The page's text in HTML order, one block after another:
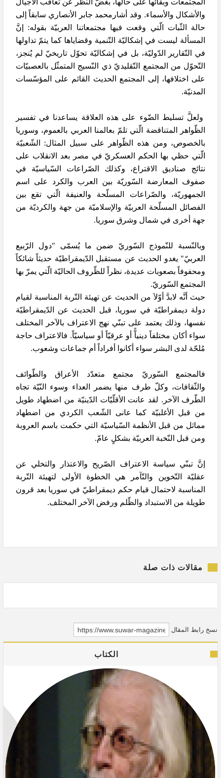
المجتمعات وبقائها على حالها، بغضّ النّظر عن تعاقب الأجيال
والأشكال والأسماء. وقد أشارمحمد جابر الأنصاري سابقاً إلى
حالة الثّبات الّتي وقعت فيها مجتمعاتنا العربيّة بقوله: إنَّ
المسألة ليست في إشكاليّة التّنمية وقضاياها كما يتمّ تداولها
في التّقارير الدّوليّة، بل في إشكاليّة تحوّل تاريخيّ لم يُنجز،
التّحوّل من المجتمع التّقليديّ ذي النّسيج المتمثّل بالعصبيّات
على اختلافها، إلى المجتمع الحديث القائم على المؤسّسات
المدنيّة.
ولعلَّ تسليط الضّوء على هذه العلاقة يساعدنا في تفسير
الظّواهر المتناقضة الّتي تلمّ بعالمنا العربي بالعموم، وسوريا
بالخصوص، ومن هذه الظّواهر على سبيل المثال: الشّعبيّة
الّتي حظي بها الحكم العسكريّ في مصر بعد الانقلاب على
نتائج صناديق الاقتراع، وكذلك الصّراعات السّياسيّة في
صفوف المعارضة السّوريّة بين العرب والكرد على اسم
الجمهوريّة، والصّراعات المسلّحة والعنيفة الّتي تقع بين
الفصائل المسلّحة العربيّة والإسلاميّة من جهة والكرديّة من
جهة أخرى في شمال وشرق سوريا.
وبالنّسبة للنّموذج السّوريّ ضمن ما يُسمّى "دول الرّبيع
العربيّ" يغدو الحديث عن مستقبل الدّيمقراطيّة حديثاً شائكاً
ومحفوفاً بصعوبات عديدة، نظراً للظّروف الحاليّة الّتي يمرّ بها
المجتمع السّوريّ.
حيث أنَّه لابدَّ أوّلاَ من الحديث عن تهيئة التّربة المناسبة لقيام
دولة ديمقراطيّة في سوريا، قبل الحديث عن الدّيمقراطيّة
نفسها، وذلك يعتمد على تبنّي نهج الاعتراف بالآخر المختلف
سواء أكان مختلفاً دينياًّ أو عرقيّاً أو سياسيّاً. فالاعتراف حاجة
مُلحّة لدى البشر سواء أكانوا أفراداً أم جماعات وشعوب.
فالمجتمع السّوريّ مجتمع متعدّد الأعراق والطّوائف
والثّقافات، وكلّ طرف منها يضمر العداء وسوء النّيّة تجاه
الطّرف الآخر. لقد عانت الأقلّيّات الدّينيّة من اضطهاد طويل
من قبل الأغلبيّة كما عانى الشّعب الكردي من اضطهاد
مماثل من قبل الأنظمة السّياسيّة التي حكمت باسم العروبة
ومن قبل النّخبة العربيّة بشكلٍ عامّ.
إنَّ تبنّي سياسة الاعتراف الصّريح والاعتذار والتخلي عن
عقليّة التّخوين والتّآمر هي الخطوة الأولى لتهيئة التّربة
المناسبة لاحتمال قيام حكم ديمقراطيّ في سوريا بعد قرون
طويلة من الاستبداد والظّلم ورفض الآخر المختلف.
مقالات ذات صلة
نسخ رابط المقال
الكتاب